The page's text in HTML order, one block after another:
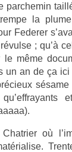
parchemin
la
Feder­er
; qu’à
le même
un an de ça
où